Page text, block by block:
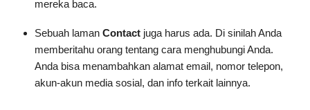
mereka baca.
Sebuah laman Contact juga harus ada. Di sinilah Anda
memberitahu orang tentang cara menghubungi Anda.
Anda bisa menambahkan alamat email, nomor telepon,
akun-akun media sosial, dan info terkait lainnya.